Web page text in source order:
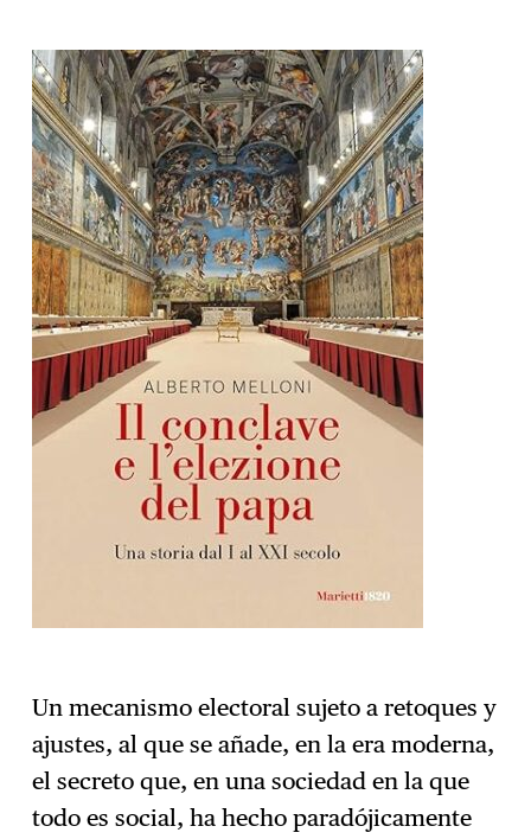
Un mecanismo electoral sujeto a retoques y
ajustes, al que se añade, en la era moderna,
el secreto que, en una sociedad en la que
todo es social, ha hecho paradójicamente